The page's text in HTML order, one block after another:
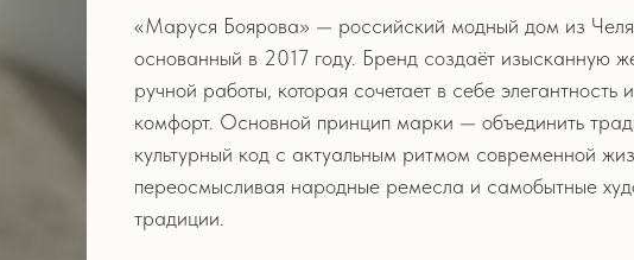
«Маруся Боярова» — российский модный дом из
основанный в 2017 году. Бренд создаёт изысканную
ручной работы, которая сочетает в себе элегантность
комфорт. Основной принцип марки — объединить
культурный код с актуальным ритмом современной
переосмысливая народные ремесла и самобытные
традиции.